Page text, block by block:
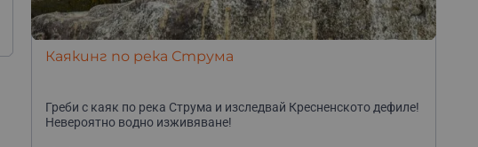
Каякинг по река Струма
Греби с каяк по река Струма и изследвай Кресненското дефиле!
Невероятно водно изживяване!